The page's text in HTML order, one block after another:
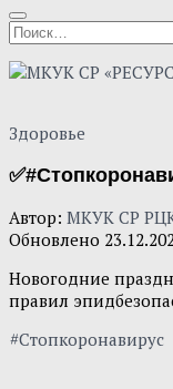
Здоровье
Автор: МКУК СР
Обновлено
Новогодние
правил
#Стопкоронавирус